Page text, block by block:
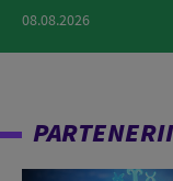
08.08.2026